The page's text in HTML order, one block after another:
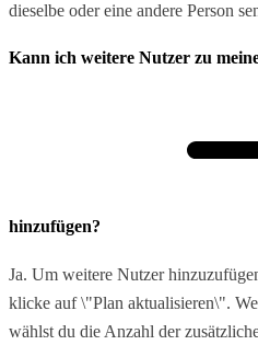
dieselbe oder eine andere Person
Kann ich weitere Nutzer zu
hinzufügen?
Ja. Um weitere Nutzer
klicke auf \"Plan aktualisieren\".
wählst du die Anzahl der